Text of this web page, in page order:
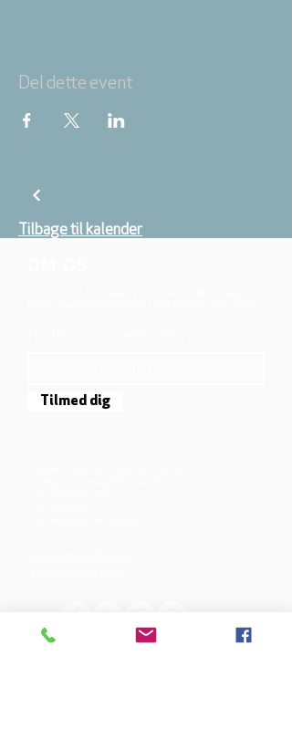
Del dette event
Tilbage til kalender
Tilmed dig